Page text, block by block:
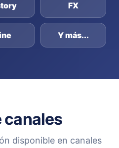
FX
Y más...
canales
disponible en canales